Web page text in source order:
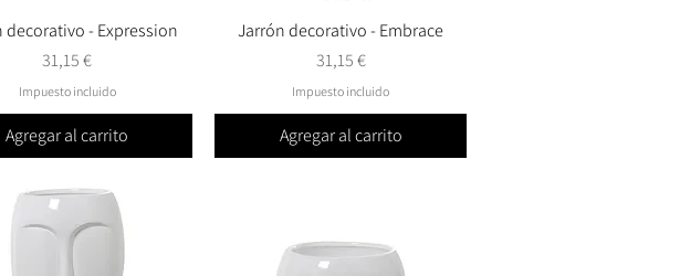
Vista rápida
decorativo - Expression
Precio
31,15 €
Impuesto incluido
Agregar al carrito
Vista rápida
Jarrón decorativo - Embrace
Precio
31,15 €
Impuesto incluido
Agregar al carrito